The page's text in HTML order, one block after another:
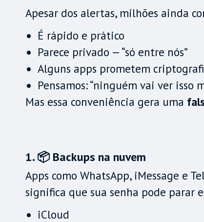
Apesar dos alertas, milhões ainda
É rápido e prático
Parece privado — “só entre nós”
Alguns apps prometem
Pensamos: “ninguém vai ver isso
Mas essa conveniência gera uma
1. 📦 Backups na nuvem
Apps como WhatsApp, iMessage e
significa que sua senha pode parar
iCloud